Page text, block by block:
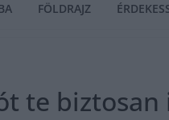
FÖLDRAJZ
te